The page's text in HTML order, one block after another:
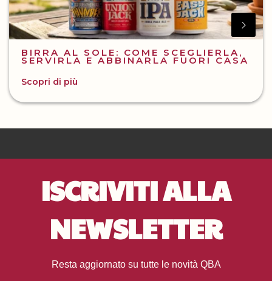
BIRRA AL SOLE: COME SCEGLIERLA,
SERVIRLA E ABBINARLA FUORI CASA
Scopri di più
ISCRIVITI ALLA
NEWSLETTER
Resta aggiornato su tutte le novità QBA